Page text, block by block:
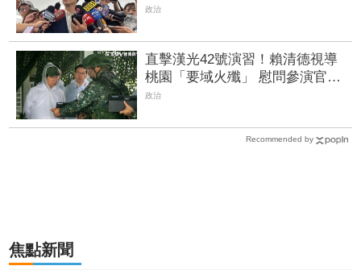
年就這模式
政治
直擊漢光42號演習！賴清德視導
桃園「要域火殲」 慰問參演官兵
辛勞
政治
Recommended by
焦點新聞